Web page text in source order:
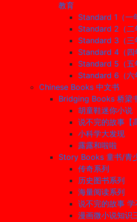
教育
Standard 1（一
Standard 2（二
Standard 3（三
Standard 4（四
Standard 5（五
Standard 6（六
Chinese Books 中文书
Bridging Books 桥梁
胡童鞋迷你小说
说不完的故事【
小科学大发现
露露和啦啦
Story Books 童书/青
传奇系列
历史图书系列
海量阅读系列
说不完的故事
漫画微小说知识